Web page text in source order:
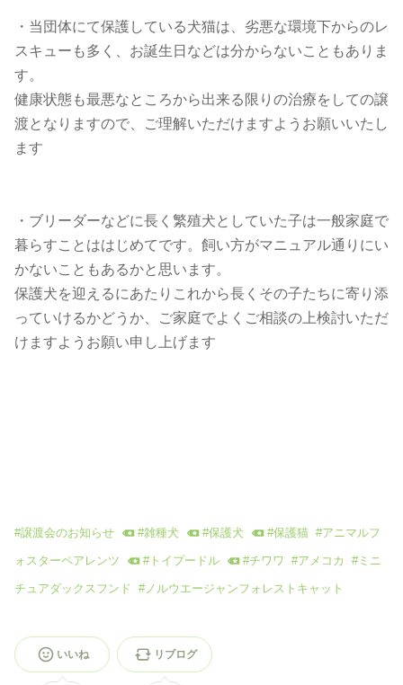
・当団体にて保護している犬猫は、劣悪な環境下からのレ
スキューも多く、お誕生日などは分からないこともありま
す。
健康状態も最悪なところから出来る限りの治療をしての譲
渡となりますので、ご理解いただけますようお願いいたし
ます
・ブリーダーなどに長く繁殖犬としていた子は一般家庭で
暮らすことははじめてです。飼い方がマニュアル通りにい
かないこともあるかと思います。
保護犬を迎えるにあたりこれから長くその子たちに寄り添
っていけるかどうか、ご家庭でよくご相談の上検討いただ
けますようお願い申し上げます
#譲渡会のお知らせ #雑種犬 #保護犬 #保護猫 #アニマルフ
ォスターペアレンツ #トイプードル #チワワ #アメコカ #ミニ
チュアダックスフンド #ノルウエージャンフォレストキャット
いいね リブログ